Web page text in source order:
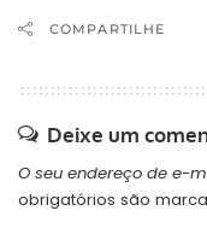
COMPARTILHE
Deixe um
O seu endereço de e-
obrigatórios são